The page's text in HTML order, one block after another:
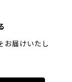
お届けいたし